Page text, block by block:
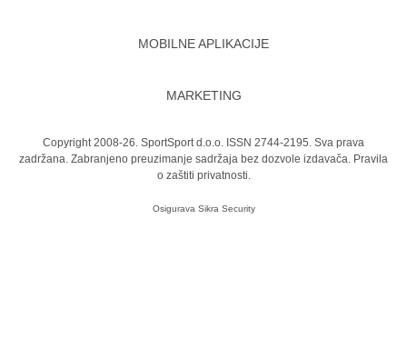
MOBILNE APLIKACIJE
MARKETING
Copyright 2008-26. SportSport d.o.o. ISSN 2744-2195. Sva prava
zadržana. Zabranjeno preuzimanje sadržaja bez dozvole izdavača. Pravila
o zaštiti privatnosti.
Osigurava Sikra Security